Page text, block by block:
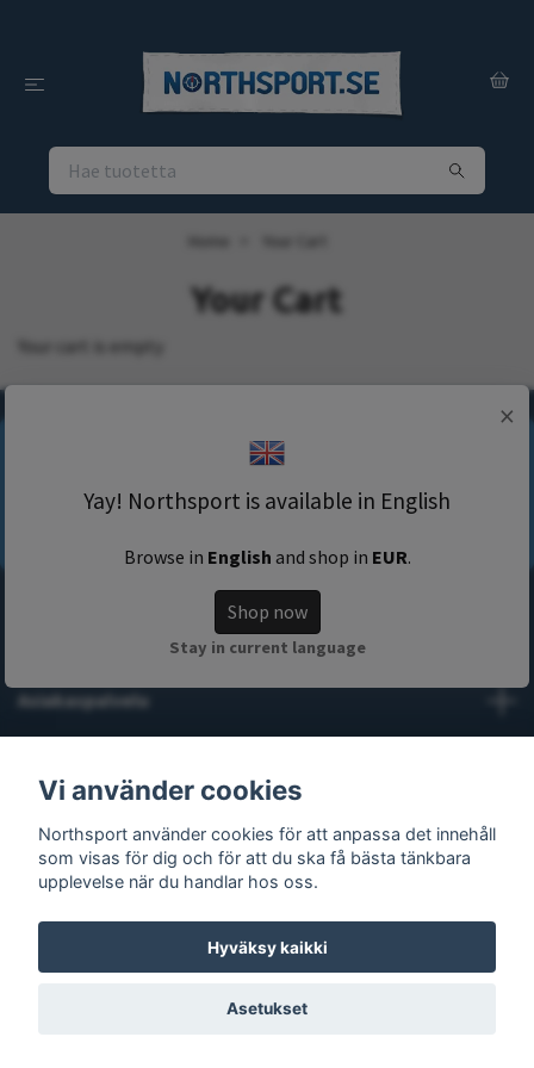
Your Cart
Your cart is empty
Tilaa uutiskirjeemme!
Tietoja Northsportista
Asiakaspalvelu
Sosiaalinen media
© 2026 Northsport
×
Yay! Northsport is available in English
Browse in English and shop in EUR.
Shop now
Stay in current language
Vi använder cookies
Northsport använder cookies för att anpassa det innehåll
som visas för dig och för att du ska få bästa tänkbara
upplevelse när du handlar hos oss.
Hyväksy kaikki
Asetukset